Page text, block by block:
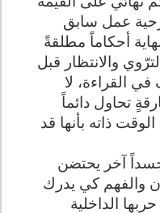
عمل سابق
أحكاماً مطلقةً
والانتظار قبل
القراءة، لا
تحاول دائماً
ذاته بأنها قد
جسداً آخر يحتضن
والفهم كي يدرك
الداخلية